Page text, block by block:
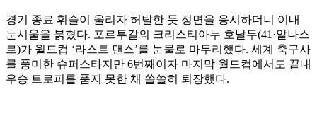
경기 종료 휘슬이 울리자 허탈한 듯 정면을 응시하더니 이내
눈시울을 붉혔다. 포르투갈의 크리스티아누 호날두(41·알나스
르)가 월드컵 ‘라스트 댄스’를 눈물로 마무리했다. 세계 축구사
를 풍미한 슈퍼스타지만 6번째이자 마지막 월드컵에서도 끝내
우승 트로피를 품지 못한 채 쓸쓸히 퇴장했다.